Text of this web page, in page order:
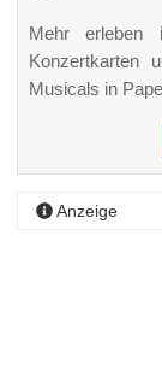
Mehr erleben
Konzertkarten
Musicals in
Anzeige